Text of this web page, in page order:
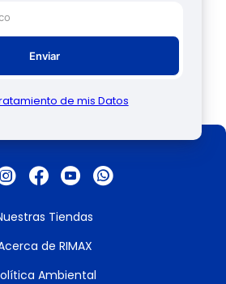
Enviar
de mis Datos
Tiendas
de RIMAX
Ambiental